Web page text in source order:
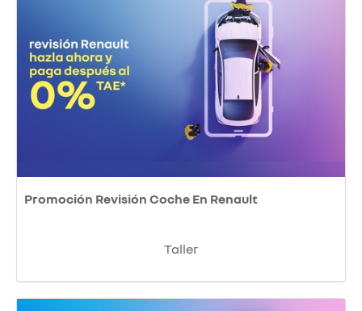
Promoción Revisión Coche En Renault
Taller